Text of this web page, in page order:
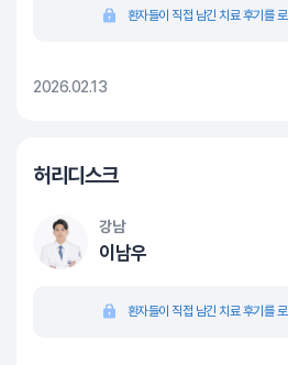
환자들이 직접 남긴 치료 후기를
2026.02.13
허리디스크
강남
이남우
환자들이 직접 남긴 치료 후기를